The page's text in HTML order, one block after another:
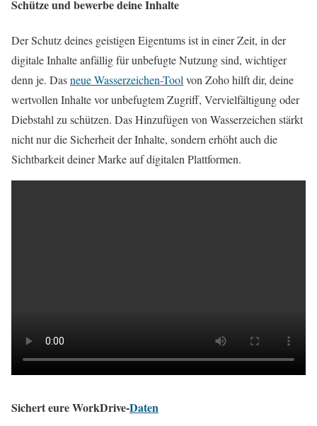
Schütze und bewerbe deine Inhalte
Der Schutz deines geistigen Eigentums ist in einer Zeit, in der
digitale Inhalte anfällig für unbefugte Nutzung sind, wichtiger
denn je. Dasneue Wasserzeichen-Tool von Zoho hilft dir, deine
wertvollen Inhalte vor unbefugtem Zugriff, Vervielfältigung oder
Diebstahl zu schützen. Das Hinzufügen von Wasserzeichen stärkt
nicht nur die Sicherheit der Inhalte, sondern erhöht auch die
Sichtbarkeit deiner Marke auf digitalen Plattformen.
Sichert eure WorkDrive-Daten